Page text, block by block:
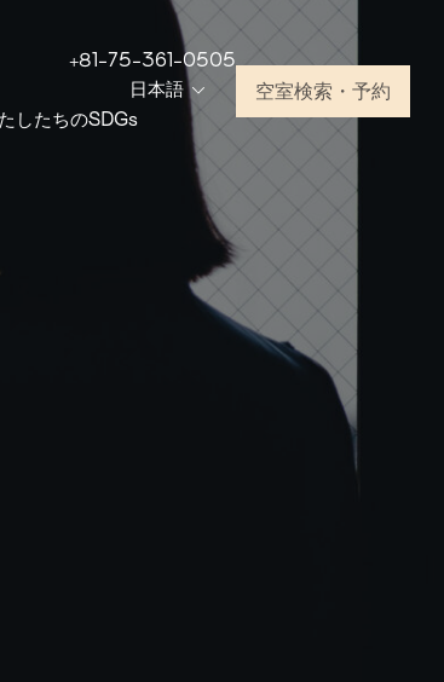
+81-75-361-0505
日本語
したちのSDGs
空室検索・予約